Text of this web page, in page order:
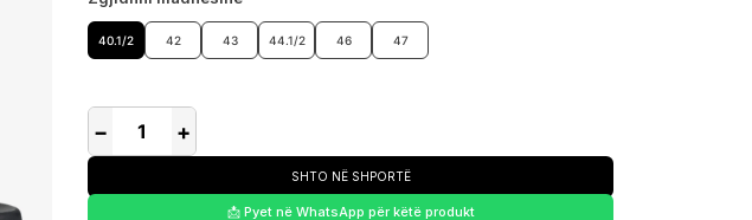
40.1/2 42 43 44.1/2 46 47
− +
SHTO NË SHPORTË
📩 Pyet në WhatsApp për këtë produkt